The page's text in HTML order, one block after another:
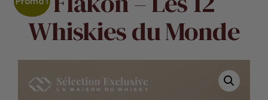
Whiskies du Monde